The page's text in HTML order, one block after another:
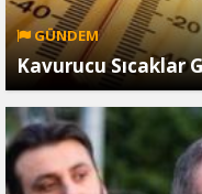
GÜNDEM
Kavurucu Sıcaklar